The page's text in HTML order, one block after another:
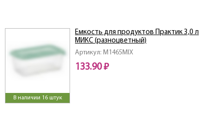
В наличии 16 штук
Артикул: M1465MIX
Емкость для продуктов Практик 3,0 л
МИКС (разноцветный)
133.90 ₽